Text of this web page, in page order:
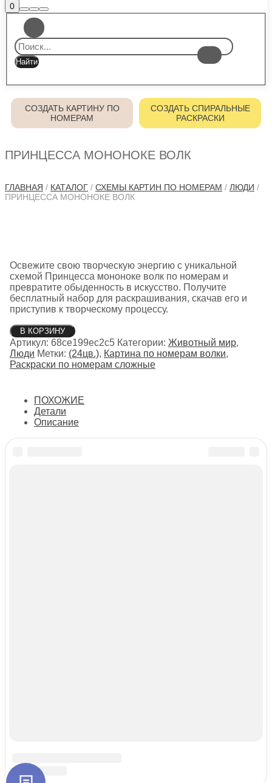
0Боковая
панель
магазина
Найти
Больше
информации
Главное
меню
СОЗДАТЬ КАРТИНУ ПО
НОМЕРАМ
СОЗДАТЬ СПИРАЛЬНЫЕ
РАСКРАСКИ
ПРИНЦЕССА МОНОНОКЕ ВОЛК
ГЛАВНАЯ / КАТАЛОГ / СХЕМЫ КАРТИН ПО НОМЕРАМ / ЛЮДИ /
ПРИНЦЕССА МОНОНОКЕ ВОЛК
Освежите свою творческую энергию с уникальной
схемой Принцесса мононоке волк по номерам и
превратите обыденность в искусство. Получите
бесплатный набор для раскрашивания, скачав его и
приступив к творческому процессу.
Количество
товара
Принцесса
мононоке
В КОРЗИНУ
Артикул: 68ce199ec2c5 Категории: Животный мир,
Люди Метки: (24цв.), Картина по номерам волки,
Раскраски по номерам сложные
ПОХОЖИЕ
Детали
Описание